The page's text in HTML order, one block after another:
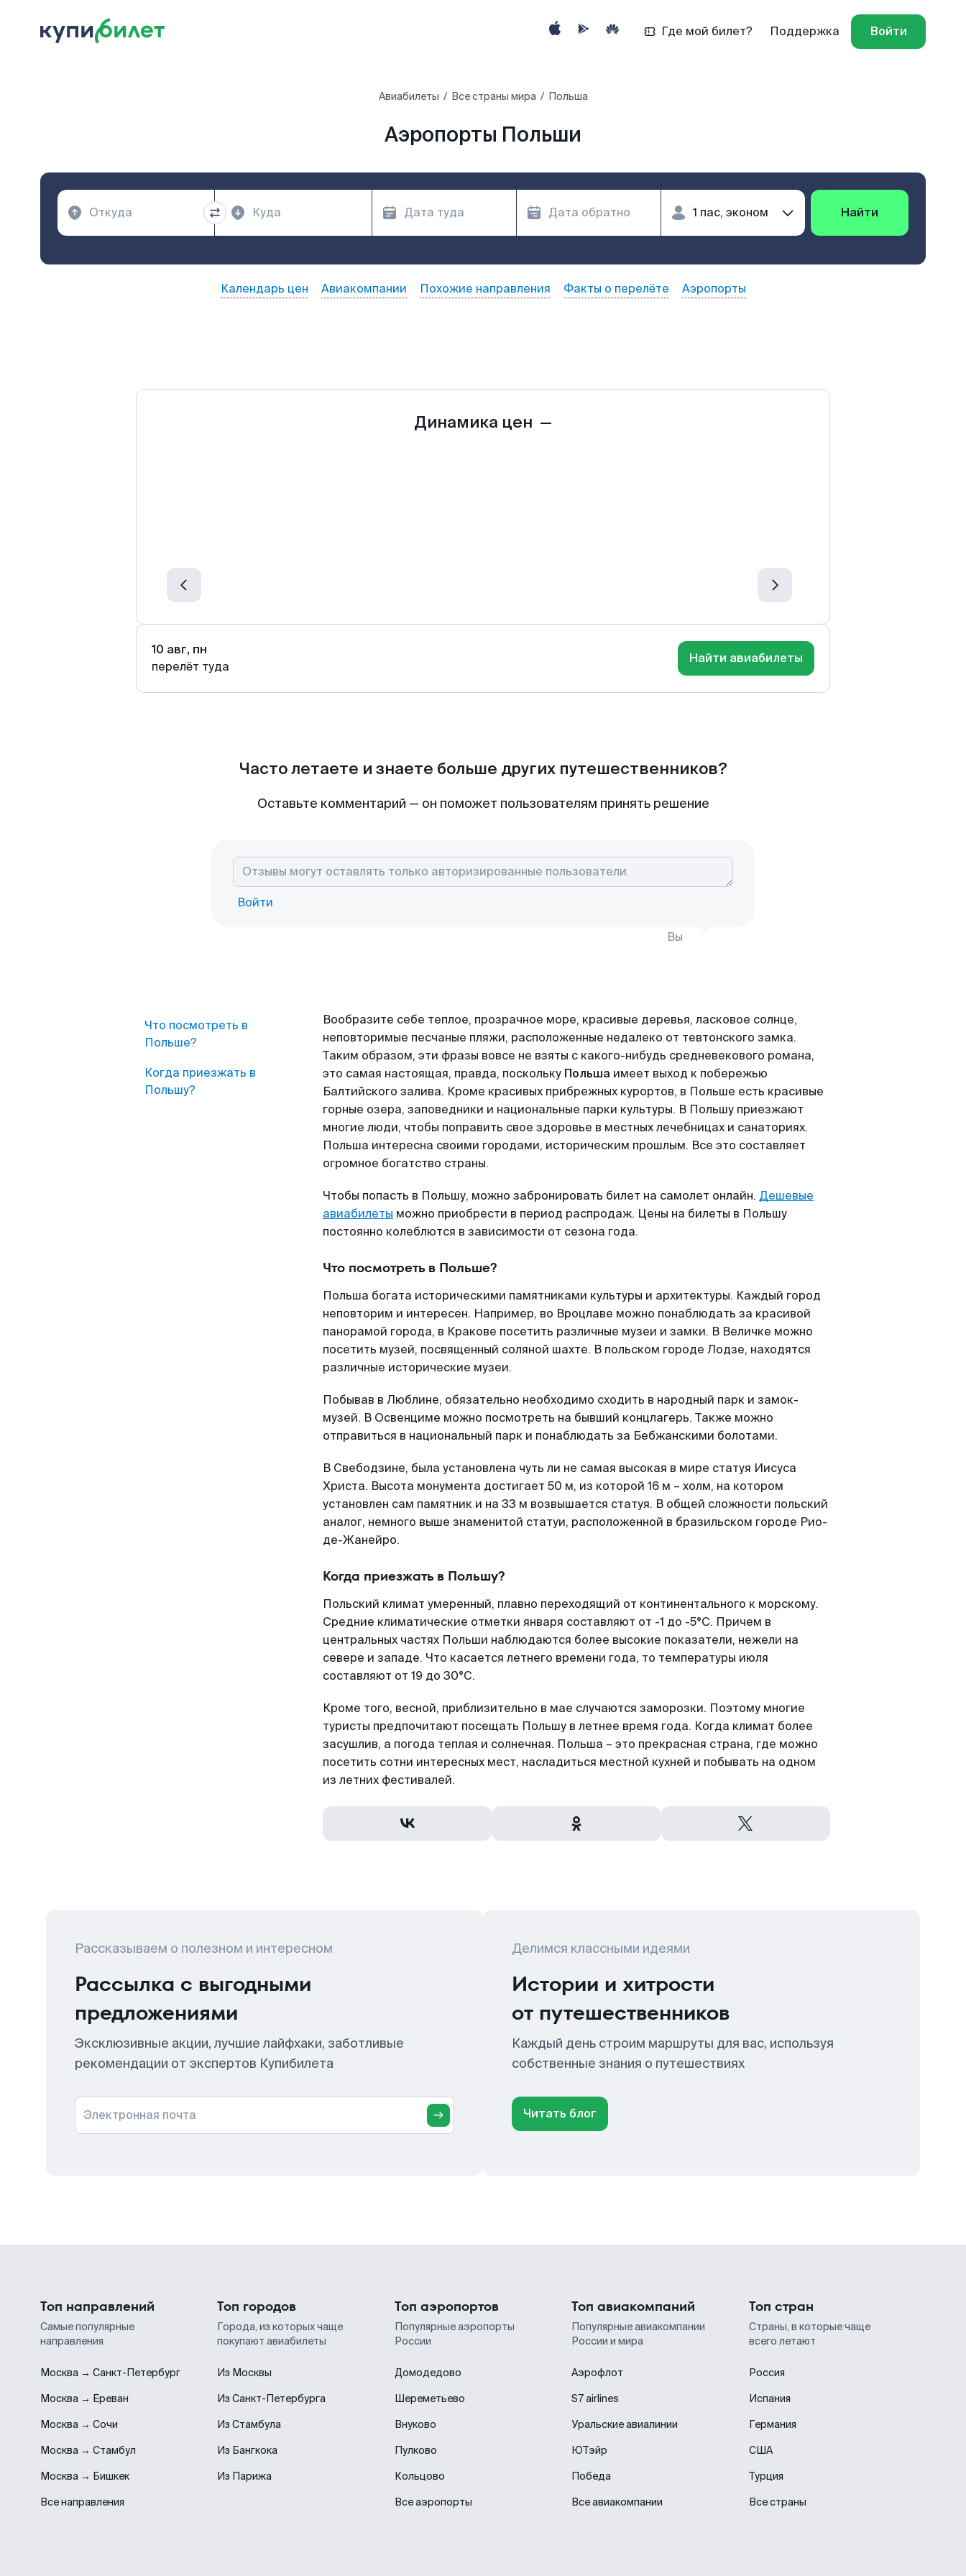
Где мой билет? Поддержка Войти
Авиабилеты Все страны мира Польша
Аэропорты Польши
Найти
Календарь цен Авиакомпании Похожие направления Факты о перелёте Аэропорты
Динамика цен —
10 авг, пн
перелёт туда
Найти авиабилеты
Часто летаете и знаете больше других путешественников?
Оставьте комментарий — он поможет пользователям принять решение
Войти
Вы
Что посмотреть в
Польше?
Когда приезжать в
Польшу?
Вообразите себе теплое, прозрачное море, красивые деревья, ласковое солнце,
неповторимые песчаные пляжи, расположенные недалеко от тевтонского замка.
Таким образом, эти фразы вовсе не взяты с какого-нибудь средневекового романа,
это самая настоящая, правда, поскольку Польша имеет выход к побережью
Балтийского залива. Кроме красивых прибрежных курортов, в Польше есть красивые
горные озера, заповедники и национальные парки культуры. В Польшу приезжают
многие люди, чтобы поправить свое здоровье в местных лечебницах и санаториях.
Польша интересна своими городами, историческим прошлым. Все это составляет
огромное богатство страны.
Чтобы попасть в Польшу, можно забронировать билет на самолет онлайн. Дешевые
авиабилеты можно приобрести в период распродаж. Цены на билеты в Польшу
постоянно колеблются в зависимости от сезона года.
Что посмотреть в Польше?
Польша богата историческими памятниками культуры и архитектуры. Каждый город
неповторим и интересен. Например, во Вроцлаве можно понаблюдать за красивой
панорамой города, в Кракове посетить различные музеи и замки. В Величке можно
посетить музей, посвященный соляной шахте. В польском городе Лодзе, находятся
различные исторические музеи.
Побывав в Люблине, обязательно необходимо сходить в народный парк и замок-
музей. В Освенциме можно посмотреть на бывший концлагерь. Также можно
отправиться в национальный парк и понаблюдать за Бебжанскими болотами.
В Свебодзине, была установлена чуть ли не самая высокая в мире статуя Иисуса
Христа. Высота монумента достигает 50 м, из которой 16 м – холм, на котором
установлен сам памятник и на 33 м возвышается статуя. В общей сложности польский
аналог, немного выше знаменитой статуи, расположенной в бразильском городе Рио-
де-Жанейро.
Когда приезжать в Польшу?
Польский климат умеренный, плавно переходящий от континентального к морскому.
Средние климатические отметки января составляют от -1 до -5°C. Причем в
центральных частях Польши наблюдаются более высокие показатели, нежели на
севере и западе. Что касается летнего времени года, то температуры июля
составляют от 19 до 30°C.
Кроме того, весной, приблизительно в мае случаются заморозки. Поэтому многие
туристы предпочитают посещать Польшу в летнее время года. Когда климат более
засушлив, а погода теплая и солнечная. Польша – это прекрасная страна, где можно
посетить сотни интересных мест, насладиться местной кухней и побывать на одном
из летних фестивалей.
Рассказываем о полезном и интересном
Рассылка с выгодными
предложениями
Эксклюзивные акции, лучшие лайфхаки, заботливые
рекомендации от экспертов Купибилета
Электронная почта
Делимся классными идеями
Истории и хитрости
от путешественников
Каждый день строим маршруты для вас, используя
собственные знания о путешествиях
Читать блог
Топ направлений
Самые популярные
направления
Москва → Санкт-Петербург
Москва → Ереван
Москва → Сочи
Москва → Стамбул
Москва → Бишкек
Все направления
Топ городов
Города, из которых чаще
покупают авиабилеты
Из Москвы
Из Санкт-Петербурга
Из Стамбула
Из Бангкока
Из Парижа
Топ аэропортов
Популярные аэропорты
России
Домодедово
Шереметьево
Внуково
Пулково
Кольцово
Все аэропорты
Топ авиакомпаний
Популярные авиакомпании
России и мира
Аэрофлот
S7 airlines
Уральские авиалинии
ЮТэйр
Победа
Все авиакомпании
Топ стран
Страны, в которые чаще
всего летают
Россия
Испания
Германия
США
Турция
Все страны